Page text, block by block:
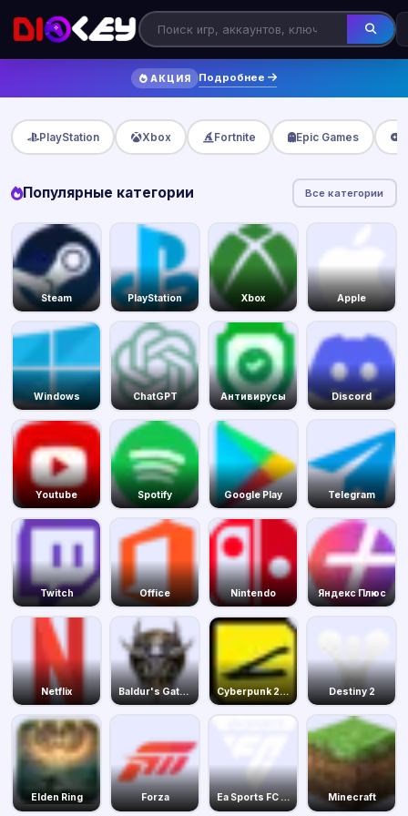
АКЦИЯ Подробнее
PlayStation Xbox Fortnite Epic Games
Популярные категории Все категории
Steam PlayStation Xbox Apple
Windows ChatGPT Антивирусы Discord
Youtube Spotify Google Play Telegram
Twitch Office Nintendo Яндекс Плюс
Netflix Baldur's Gate 3 Cyberpunk 2077 Destiny 2
Elden Ring Forza Ea Sports FC 24 Minecraft